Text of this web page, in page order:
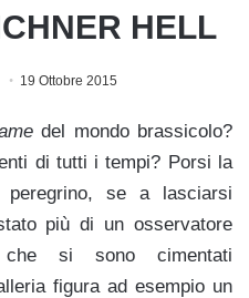
HELL
19 Ottobre 2015
del mondo brassicolo?
di tutti i tempi? Porsi la
se a lasciarsi
più di un osservatore
si sono cimentati
figura ad esempio un